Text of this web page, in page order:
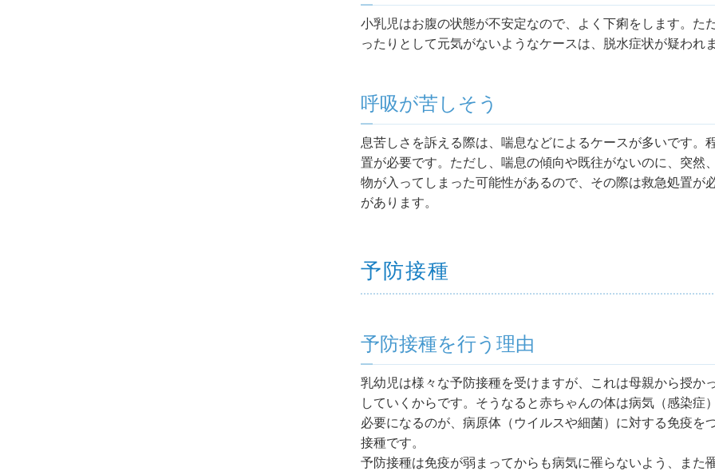
小乳児はお腹の状態が不安定なので、よく下痢をします。た
ったりとして元気がないようなケースは、脱水症状が疑われま
呼吸が苦しそう
息苦しさを訴える際は、喘息などによるケースが多いです。
置が必要です。ただし、喘息の傾向や既往がないのに、突然
物が入ってしまった可能性があるので、その際は救急処置が
があります。
予防接種
予防接種を行う理由
乳幼児は様々な予防接種を受けますが、これは母親から授か
していくからです。そうなると赤ちゃんの体は病気（感染症
必要になるのが、病原体（ウイルスや細菌）に対する免疫を
接種です。
予防接種は免疫が弱まってからも病気に罹らないよう、また